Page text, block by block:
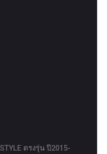
ตรงรุ่น ปี2015-